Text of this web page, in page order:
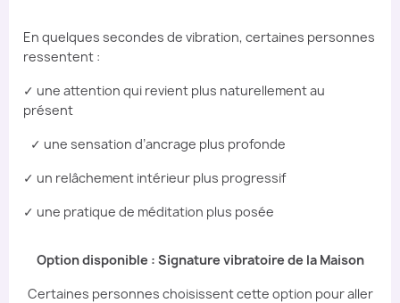
En quelques secondes de vibration, certaines personnes
ressentent :
✓ une attention qui revient plus naturellement au
présent
✓ une sensation d’ancrage plus profonde
✓ un relâchement intérieur plus progressif
✓ une pratique de méditation plus posée
Option disponible : Signature vibratoire de la Maison
Certaines personnes choisissent cette option pour aller